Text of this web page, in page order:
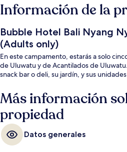
Información de la
Bubble Hotel Bali Nyang
(Adults only)
En este campamento, estarás a solo
de Uluwatu y de Acantilados de
snack bar o deli, su jardín, y sus
Más información
propiedad
Datos generales